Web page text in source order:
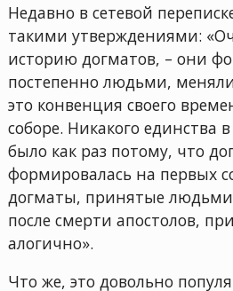
Недавно в сетевой
такими утверждениями:
историю догматов, – они
постепенно людьми,
это конвенция своего
соборе. Никакого единства
было как раз потому, что
формировалась на первых
догматы, принятые людьми
после смерти апостолов,
алогично».
Что же, это довольно